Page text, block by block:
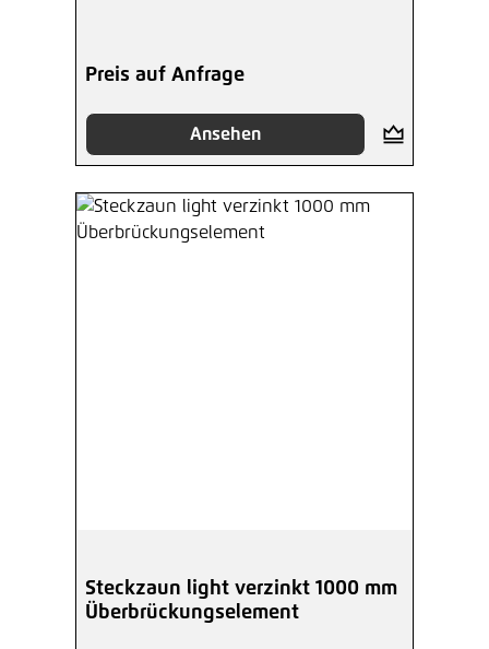
Preis auf Anfrage
Ansehen
Steckzaun light verzinkt 1000 mm
Überbrückungselement